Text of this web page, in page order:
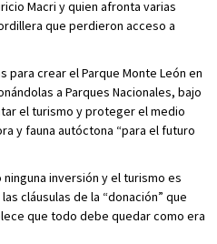
Macri y quien afronta varias
que perdieron acceso a
crear el Parque Monte León en
a Parques Nacionales, bajo
el turismo y proteger el medio
y fauna autóctona “para el futuro
inversión y el turismo es
cláusulas de la “donación” que
que todo debe quedar como era